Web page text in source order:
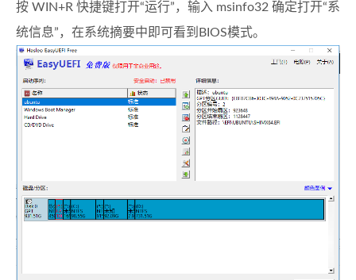
按 WIN+R 快捷键打开“运行”，输入 msinfo32 确定打开“系
统信息”，在系统摘要中即可看到BIOS模式。